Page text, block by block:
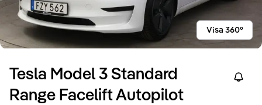
Visa 360°
Tesla Model 3Standard
Range Facelift Autopilot
Right